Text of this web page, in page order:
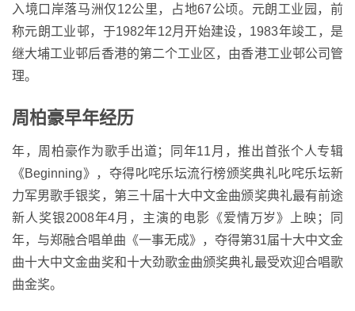
入境口岸落马洲仅12公里，占地67公顷。元朗工业园，前
称元朗工业邨，于1982年12月开始建设，1983年竣工，是
继大埔工业邨后香港的第二个工业区，由香港工业邨公司管
理。
周柏豪早年经历
年，周柏豪作为歌手出道；同年11月，推出首张个人专辑
《Beginning》，夺得叱咤乐坛流行榜颁奖典礼叱咤乐坛新
力军男歌手银奖，第三十届十大中文金曲颁奖典礼最有前途
新人奖银2008年4月，主演的电影《爱情万岁》上映；同
年，与郑融合唱单曲《一事无成》，夺得第31届十大中文金
曲十大中文金曲奖和十大劲歌金曲颁奖典礼最受欢迎合唱歌
曲金奖。